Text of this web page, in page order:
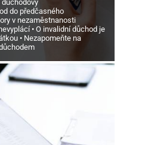
do předčasného
v nezaměstnanosti
O invalidní důchod je
Nezapomeňte na